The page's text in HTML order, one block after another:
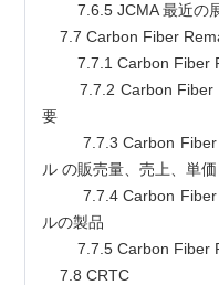
7.6.5 JCMA 最近の
7.7 Carbon Fiber
7.7.1 Carbon
        7.7.2 Carbon Fiber Remanufacturing の紹介と事業概
要
ル の販売量、売上、単
ルの製品
7.7.5 Carbon
    7.8 CRTC